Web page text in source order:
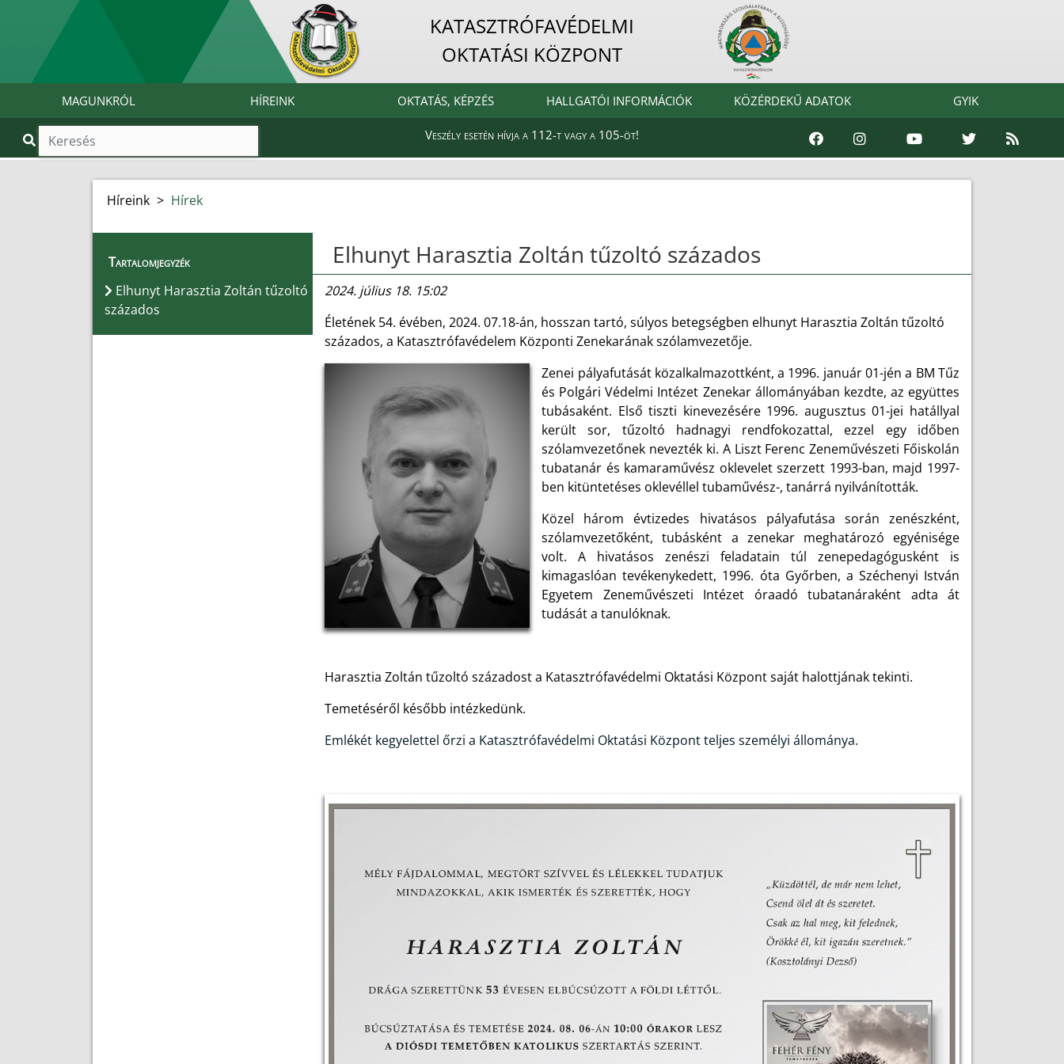
KATASZTRÓFAVÉDELMI
OKTATÁSI KÖZPONT
MAGUNKRÓL HÍREINK OKTATÁS, KÉPZÉS HALLGATÓI INFORMÁCIÓK KÖZÉRDEKŰ ADATOK GYIK
Veszély esetén hívja a 112-t vagy a 105-öt!
Híreink > Hírek
Tartalomjegyzék
Elhunyt Harasztia Zoltán tűzoltó
százados
Elhunyt Harasztia Zoltán tűzoltó százados
2024. július 18. 15:02
Életének 54. évében, 2024. 07.18-án, hosszan tartó, súlyos betegségben elhunyt Harasztia Zoltán tűzoltó
százados, a Katasztrófavédelem Központi Zenekarának szólamvezetője.
Zenei pályafutását közalkalmazottként, a 1996. január 01-jén a BM Tűz
és Polgári Védelmi Intézet Zenekar állományában kezdte, az együttes
tubásaként. Első tiszti kinevezésére 1996. augusztus 01-jei hatállyal
került sor, tűzoltó hadnagyi rendfokozattal, ezzel egy időben
szólamvezetőnek nevezték ki. A Liszt Ferenc Zeneművészeti Főiskolán
tubatanár és kamaraművész oklevelet szerzett 1993-ban, majd 1997-
ben kitüntetéses oklevéllel tubaművész-, tanárrá nyilvánították.
Közel három évtizedes hivatásos pályafutása során zenészként,
szólamvezetőként, tubásként a zenekar meghatározó egyénisége
volt. A hivatásos zenészi feladatain túl zenepedagógusként is
kimagaslóan tevékenykedett, 1996. óta Győrben, a Széchenyi István
Egyetem Zeneművészeti Intézet óraadó tubatanáraként adta át
tudását a tanulóknak.
Harasztia Zoltán tűzoltó századost a Katasztrófavédelmi Oktatási Központ saját halottjának tekinti.
Temetéséről később intézkedünk.
Emlékét kegyelettel őrzi a Katasztrófavédelmi Oktatási Központ teljes személyi állománya.